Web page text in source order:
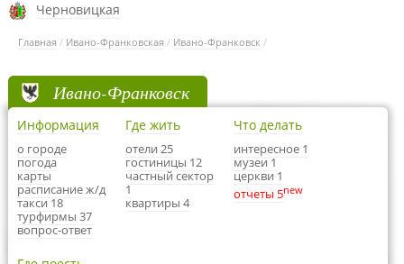
Черновицкая
Главная / Ивано-Франковская / Ивано-Франковск /
Ивано-Франковск
Информация
о городе
погода
карты
расписание ж/д
такси 18
турфирмы 37
вопрос-ответ
Где жить
отели 25
гостиницы 12
частный сектор
1
квартиры 4
Что делать
интересное 1
музеи 1
церкви 1
отчеты 5new